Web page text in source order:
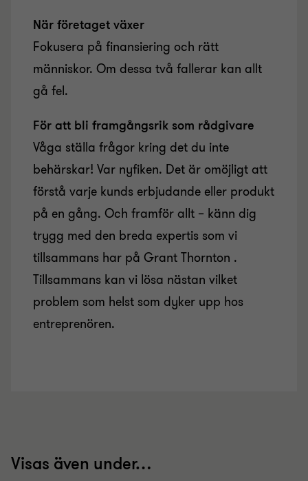
När företaget växer
Fokusera på finansiering och rätt
människor. Om dessa två fallerar kan allt
gå fel.
För att bli framgångsrik som rådgivare
Våga ställa frågor kring det du inte
behärskar! Var nyfiken. Det är omöjligt att
förstå varje kunds erbjudande eller produkt
på en gång. Och framför allt – känn dig
trygg med den breda expertis som vi
tillsammans har på Grant Thornton .
Tillsammans kan vi lösa nästan vilket
problem som helst som dyker upp hos
entreprenören.
Visas även under…